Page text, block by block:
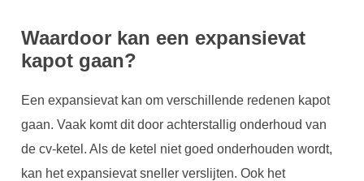
Waardoor kan een expansievat
kapot gaan?
Een expansievat kan om verschillende redenen kapot
gaan. Vaak komt dit door achterstallig onderhoud van
de cv-ketel. Als de ketel niet goed onderhouden wordt,
kan het expansievat sneller verslijten. Ook het